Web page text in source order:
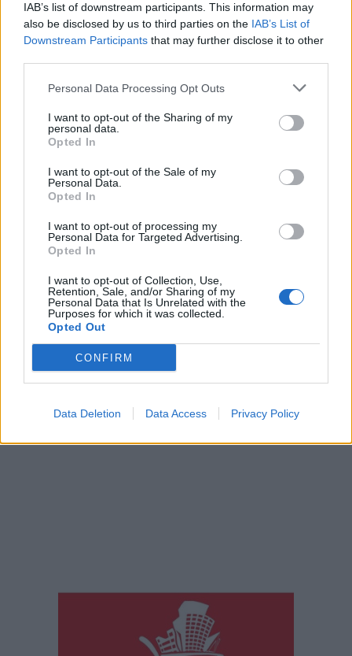
IAB’s list of downstream participants. This information may
also be disclosed by us to third parties on the IAB’s List of
Downstream Participants that may further disclose it to other
Personal Data Processing Opt Outs
I want to opt-out of the Sharing of my
personal data.
Opted In
I want to opt-out of the Sale of my
Personal Data.
Opted In
I want to opt-out of processing my
Personal Data for Targeted Advertising.
Opted In
I want to opt-out of Collection, Use,
Retention, Sale, and/or Sharing of my
Personal Data that Is Unrelated with the
Purposes for which it was collected.
Opted Out
CONFIRM
Data Deletion Data Access Privacy Policy